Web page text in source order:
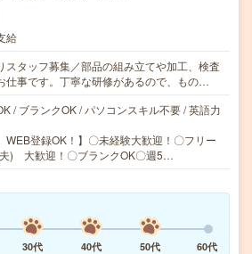
給
スタッフ募集／部品の組み立てや加工、検査
仕事です。丁寧な研修があるので、もの…
/ ブランクOK / パソコンスキル不要 / 英語力
WEB登録OK！】〇未経験大歓迎！〇フリー
) 大歓迎！〇ブランクOK〇週5…
30代 40代 50代 60代